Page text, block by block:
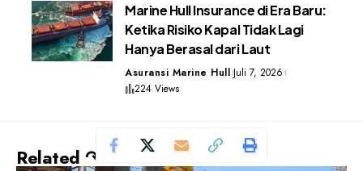
Marine Hull Insurance di Era Baru:
Ketika Risiko Kapal Tidak Lagi
Hanya Berasal dari Laut
Asuransi Marine Hull Juli 7, 2026
224 Views
Related ↷